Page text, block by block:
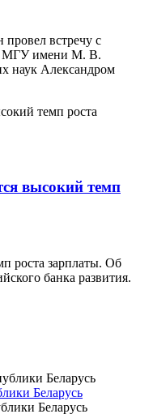
встречу с
МГУ имени М. В.
наук Александром
высокий темп
роста зарплаты. Об
банка развития.
Беларусь